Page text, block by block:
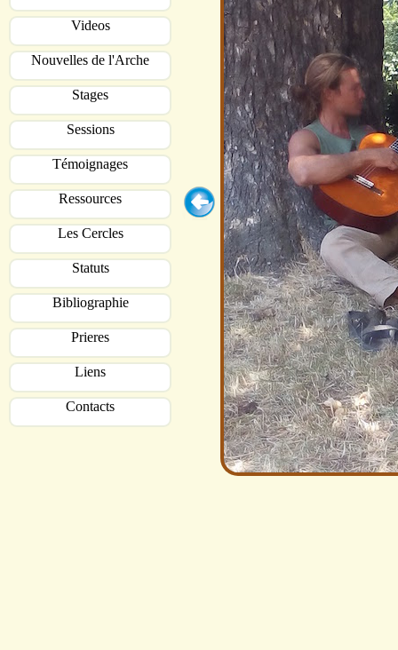
Videos
Nouvelles de l'Arche
Stages
Sessions
Témoignages
Ressources
Les Cercles
Statuts
Bibliographie
Prieres
Liens
Contacts